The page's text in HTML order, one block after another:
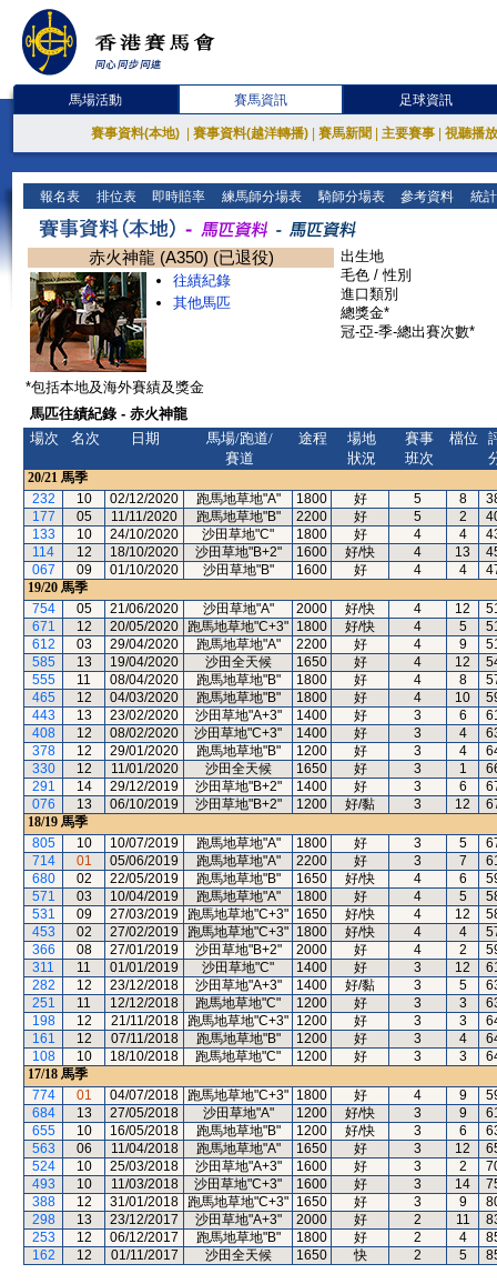
馬場活動 賽馬資訊 足球資訊
賽事資料(本地) 賽事資料(越洋轉播) 賽馬新聞 主要賽事 視聽播
報名表 排位表 即時賠率 練馬師分場表 騎師分場表 參考資料 統
赤火神龍 (A350) (已退役)
往績紀錄
其他馬匹
出生地
毛色 / 性別
進口類別
總獎金*
冠-亞-季-總出賽次數*
*包括本地及海外賽績及獎金
馬匹往績紀錄 - 赤火神龍
場次
名次 日期
馬場/跑道/
賽道
途程
場地
狀況
賽事
班次
檔位
20/21 馬季
232
10 02/12/2020 跑馬地草地"A" 1800 好 5 8
177
05 11/11/2020 跑馬地草地"B" 2200 好 5 2
133
10 24/10/2020 沙田草地"C" 1800 好 4 4
114
12 18/10/2020 沙田草地"B+2" 1600 好/快 4 13
067
09 01/10/2020 沙田草地"B" 1600 好 4 4
19/20 馬季
754
05 21/06/2020 沙田草地"A" 2000 好/快 4 12
671
12 20/05/2020 跑馬地草地"C+3" 1800 好/快 4 5
612
03 29/04/2020 跑馬地草地"A" 2200 好 4 9
585
13 19/04/2020 沙田全天候 1650 好 4 12
555
11 08/04/2020 跑馬地草地"B" 1800 好 4 8
465
12 04/03/2020 跑馬地草地"B" 1800 好 4 10
443
13 23/02/2020 沙田草地"A+3" 1400 好 3 6
408
12 08/02/2020 沙田草地"C+3" 1400 好 3 4
378
12 29/01/2020 跑馬地草地"B" 1200 好 3 4
330
12 11/01/2020 沙田全天候 1650 好 3 1
291
14 29/12/2019 沙田草地"B+2" 1400 好 3 6
076
13 06/10/2019 沙田草地"B+2" 1200 好/黏 3 12
18/19 馬季
805
10 10/07/2019 跑馬地草地"A" 1800 好 3 5
714
01 05/06/2019 跑馬地草地"A" 2200 好 3 7
680
02 22/05/2019 跑馬地草地"B" 1650 好/快 4 6
571
03 10/04/2019 跑馬地草地"A" 1800 好 4 5
531
09 27/03/2019 跑馬地草地"C+3" 1650 好/快 4 12
453
02 27/02/2019 跑馬地草地"C+3" 1800 好/快 4 4
366
08 27/01/2019 沙田草地"B+2" 2000 好 4 2
311
11 01/01/2019 沙田草地"C" 1400 好 3 12
282
12 23/12/2018 沙田草地"A+3" 1400 好/黏 3 5
251
11 12/12/2018 跑馬地草地"C" 1200 好 3 3
198
12 21/11/2018 跑馬地草地"C+3" 1200 好 3 3
161
12 07/11/2018 跑馬地草地"B" 1200 好 3 4
108
10 18/10/2018 跑馬地草地"C" 1200 好 3 3
17/18 馬季
774
01 04/07/2018 跑馬地草地"C+3" 1800 好 4 9
684
13 27/05/2018 沙田草地"A" 1200 好/快 3 9
655
10 16/05/2018 跑馬地草地"B" 1200 好/快 3 6
563
06 11/04/2018 跑馬地草地"A" 1650 好 3 12
524
10 25/03/2018 沙田草地"A+3" 1600 好 3 2
493
10 11/03/2018 沙田草地"C+3" 1600 好 3 14
388
12 31/01/2018 跑馬地草地"C+3" 1650 好 3 9
298
13 23/12/2017 沙田草地"A+3" 2000 好 2 11
253
12 06/12/2017 跑馬地草地"B" 1800 好 2 4
162
12 01/11/2017 沙田全天候 1650 快 2 5